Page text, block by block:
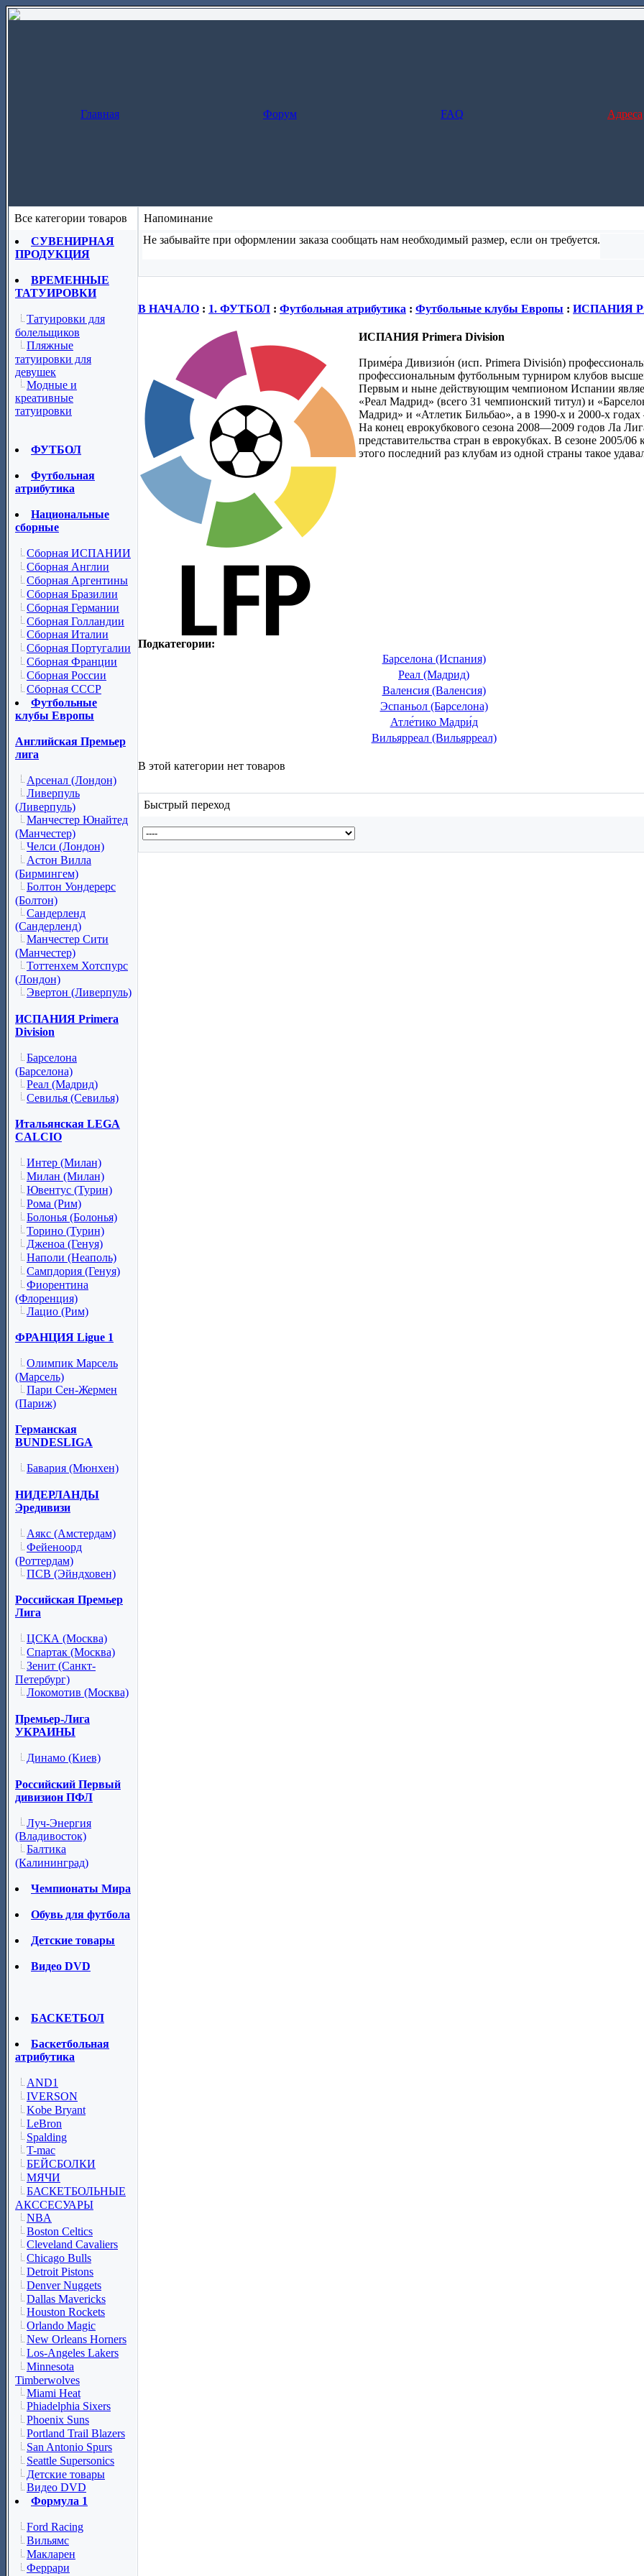
Главная Форум FAQ Адреса
Все категории товаров
СУВЕНИРНАЯ
ПРОДУКЦИЯ
ВРЕМЕННЫЕ
ТАТУИРОВКИ
Татуировки для
болельщиков
Пляжные
татуировки для
девушек
Модные и
креативные
татуировки
ФУТБОЛ
Футбольная
атрибутика
Национальные
сборные
Сборная ИСПАНИИ
Сборная Англии
Сборная Аргентины
Сборная Бразилии
Сборная Германии
Сборная Голландии
Сборная Италии
Сборная Португалии
Сборная Франции
Сборная России
Сборная СССР
Футбольные
клубы Европы
Английская Премьер
лига
Арсенал (Лондон)
Ливерпуль
(Ливерпуль)
Манчестер Юнайтед
(Манчестер)
Челси (Лондон)
Астон Вилла
(Бирмингем)
Болтон Уондерерс
(Болтон)
Сандерленд
(Сандерленд)
Манчестер Сити
(Манчестер)
Тоттенхем Хотспурс
(Лондон)
Эвертон (Ливерпуль)
ИСПАНИЯ Primera
Division
Барселона
(Барселона)
Реал (Мадрид)
Севилья (Севилья)
Итальянская LEGA
CALCIO
Интер (Милан)
Милан (Милан)
Ювентус (Турин)
Рома (Рим)
Болонья (Болонья)
Торино (Турин)
Дженоа (Генуя)
Наполи (Неаполь)
Сампдория (Генуя)
Фиорентина
(Флоренция)
Лацио (Рим)
ФРАНЦИЯ Ligue 1
Олимпик Марсель
(Марсель)
Пари Сен-Жермен
(Париж)
Германская
BUNDESLIGA
Бавария (Мюнхен)
НИДЕРЛАНДЫ
Эредивизи
Аякс (Амстердам)
Фейеноорд
(Роттердам)
ПСВ (Эйндховен)
Российская Премьер
Лига
ЦСКА (Москва)
Спартак (Москва)
Зенит (Санкт-
Петербург)
Локомотив (Москва)
Премьер-Лига
УКРАИНЫ
Динамо (Киев)
Российский Первый
дивизион ПФЛ
Луч-Энергия
(Владивосток)
Балтика
(Калининград)
Чемпионаты Мира
Обувь для футбола
Детские товары
Видео DVD
БАСКЕТБОЛ
Баскетбольная
атрибутика
AND1
IVERSON
Kobe Bryant
LeBron
Spalding
T-mac
БЕЙСБОЛКИ
МЯЧИ
БАСКЕТБОЛЬНЫЕ
АКССЕСУАРЫ
NBA
Boston Celtics
Cleveland Cavaliers
Chicago Bulls
Detroit Pistons
Denver Nuggets
Dallas Mavericks
Houston Rockets
Orlando Magic
New Orleans Horners
Los-Angeles Lakers
Minnesota
Timberwolves
Miami Heat
Phiadelphia Sixers
Phoenix Suns
Portland Trail Blazers
San Antonio Spurs
Seattle Supersonics
Детские товары
Видео DVD
Формула 1
Ford Racing
Вильямс
Макларен
Феррари
Напоминание
Не забывайте при оформлении заказа сообщать нам необходимый размер, если он требуется.
В НАЧАЛО : 1. ФУТБОЛ : Футбольная атрибутика : Футбольные клубы Европы : ИСПАНИЯ
ИСПАНИЯ Primera Division
Приме́ра Дивизио́н (исп. Primera División)
профессиональным футбольным турниром клубов
Первым и ныне действующим чемпионом Испании
«Реал Мадрид» (всего 31 чемпионский титул) и
Мадрид» и «Атлетик Бильбао», а в 1990-х и 2000-х
На конец еврокубкового сезона 2008—2009 годов Ла
представительства стран в еврокубках. В сезоне
этого последний раз клубам из одной страны такое
Подкатегории:
Барселона (Испания)
Реал (Мадрид)
Валенсия (Валенсия)
Эспаньол (Барселона)
Атле́тико Мадри́д
Вильярреал (Вильярреал)
В этой категории нет товаров
Быстрый переход